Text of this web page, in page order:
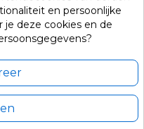
en persoonlijke
deze cookies en de